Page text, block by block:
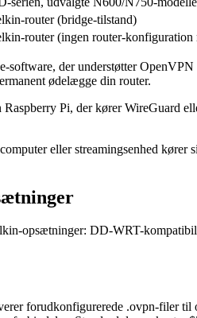
router (bridge-tilstand)
router (ingen router-konfiguration
software, der understøtter
ødelægge din router.
Pi, der kører WireGuard
eller streamingsenhed
opsætninger: DD-WRT-
forudkonfigurerede .ovpn-filer til